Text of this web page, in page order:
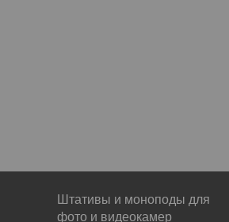
Штативы и моноподы для
фото и видеокамер